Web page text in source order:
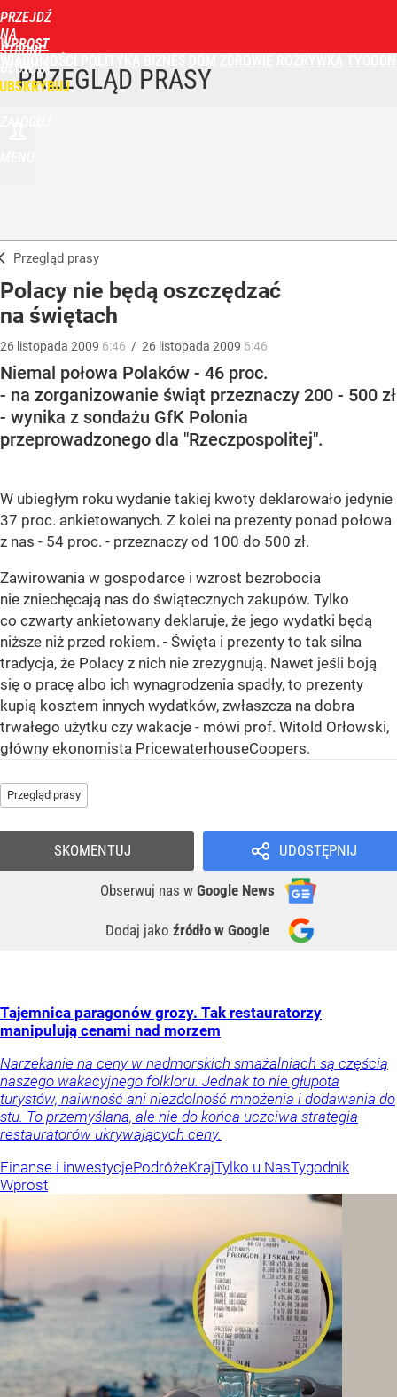
PRZEJDŹ
NA
STRONĘ
GŁÓWNĄ
WPROST
PRZEGLĄD PRASY
Przegląd prasy
Polacy nie będą oszczędzać
na świętach
26 listopada 2009 6:46 / 26 listopada 2009 6:46
Niemal połowa Polaków - 46 proc.
- na zorganizowanie świąt przeznaczy 200 - 500 zł
- wynika z sondażu GfK Polonia
przeprowadzonego dla "Rzeczpospolitej".
W ubiegłym roku wydanie takiej kwoty deklarowało jedynie
37 proc. ankietowanych. Z kolei na prezenty ponad połowa
z nas - 54 proc. - przeznaczy od 100 do 500 zł.
Zawirowania w gospodarce i wzrost bezrobocia
nie zniechęcają nas do świątecznych zakupów. Tylko
co czwarty ankietowany deklaruje, że jego wydatki będą
niższe niż przed rokiem. - Święta i prezenty to tak silna
tradycja, że Polacy z nich nie zrezygnują. Nawet jeśli boją
się o pracę albo ich wynagrodzenia spadły, to prezenty
kupią kosztem innych wydatków, zwłaszcza na dobra
trwałego użytku czy wakacje - mówi prof. Witold Orłowski,
główny ekonomista PricewaterhouseCoopers.
Przegląd prasy
UDOSTĘPNIJ
Obserwuj nas w Google News
Dodaj jako źródło w Google
SKOMENTUJ
Tajemnica paragonów grozy. Tak restauratorzy
manipulują cenami nad morzem
Narzekanie na ceny w nadmorskich smażalniach są częścią
naszego wakacyjnego folkloru. Jednak to nie głupota
turystów, naiwność ani niezdolność mnożenia i dodawania do
stu. To przemyślana, ale nie do końca uczciwa strategia
restauratorów ukrywających ceny.
Finanse i inwestycjePodróżeKrajTylko u NasTygodnik
Wprost